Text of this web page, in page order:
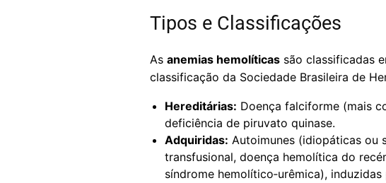
Tipos e Classificações
As anemias hemolíticas são classificadas
classificação da Sociedade Brasileira de
Hereditárias: Doença falciforme (mais
deficiência de piruvato quinase.
Adquiridas: Autoimunes (idiopáticas ou
transfusional, doença hemolítica do
síndrome hemolítico‑urêmica),